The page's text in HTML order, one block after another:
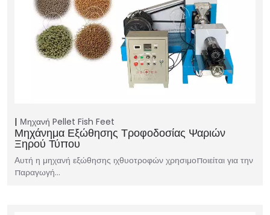
Μηχανή Pellet Fish Feet
Μηχάνημα Εξώθησης Τροφοδοσίας Ψαριών
Ξηρού Τύπου
Αυτή η μηχανή εξώθησης ιχθυοτροφών χρησιμοποιείται για την
παραγωγή…